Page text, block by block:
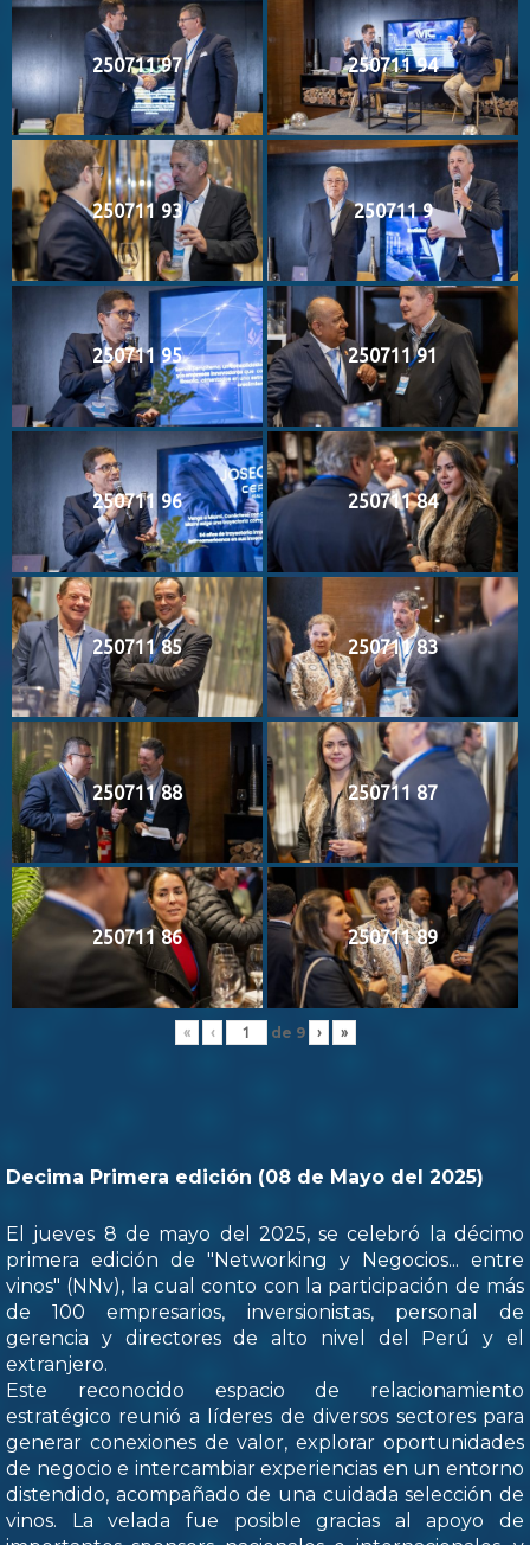
250711 97 250711 94
250711 93 250711 9
250711 95 250711 91
250711 96 250711 84
250711 85 250711 83
250711 88 250711 87
250711 86 250711 89
« ‹ de 9 › »
Decima Primera edición (08 de Mayo del 2025)
El jueves 8 de mayo del 2025, se celebró la décimo
primera edición de "Networking y Negocios... entre
vinos" (NNv), la cual conto con la participación de más
de 100 empresarios, inversionistas, personal de
gerencia y directores de alto nivel del Perú y el
extranjero.
Este reconocido espacio de relacionamiento
estratégico reunió a líderes de diversos sectores para
generar conexiones de valor, explorar oportunidades
de negocio e intercambiar experiencias en un entorno
distendido, acompañado de una cuidada selección de
vinos. La velada fue posible gracias al apoyo de